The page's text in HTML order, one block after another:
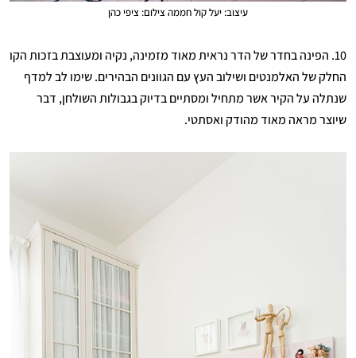
עיצוב: יעל קול חממה צילום: ציפי כהן
10. הפינה בחדר של הדר נראית מאוד מזמינה, נקיה ומעוצבת בזכות הקו
החלק של האלמנטים ושילוב העץ עם הגוונים הבהירים. שימו לב למדף
שנתלה על הקיר אשר מתחיל ומסתיים בדיוק בגבולות השולחן, דבר
שיוצר מראה מאוד מהודק ואסתטי.